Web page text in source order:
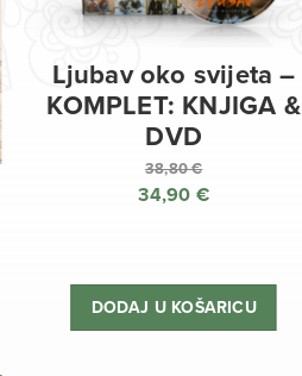
Ljubav oko svijeta –
KOMPLET: KNJIGA &
DVD
38,80€
Izvorna
je:
38,80 €.
34,90 €
je:
34,90 €.
DODAJ U KOŠARICU